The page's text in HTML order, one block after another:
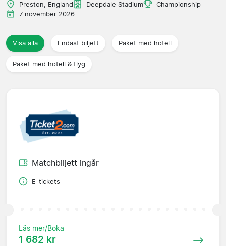
Ligor
Resebyråer
Preston, England Deepdale Stadium
Championship
7 november 2026
Visa alla Endast biljett Paket med hotell
Paket med hotell & flyg
Matchbiljett ingår
E-tickets
Läs mer/Boka
1 682 kr